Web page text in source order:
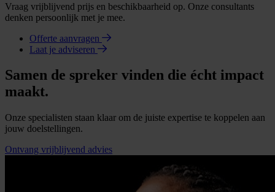
Vraag vrijblijvend prijs en beschikbaarheid op. Onze consultants
denken persoonlijk met je mee.
Offerte aanvragen
Laat je adviseren
Samen de spreker vinden die écht impact
maakt.
Onze specialisten staan klaar om de juiste expertise te koppelen aan
jouw doelstellingen.
Ontvang vrijblijvend advies